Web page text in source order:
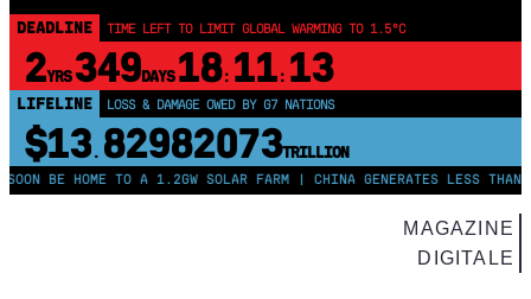
DEADLINE TIME LEFT TO LIMIT GLOBAL WARMING TO 1.5°C
2YRS349DAYS 18: 11: 12
LIFELINE LOSS & DAMAGE OWED BY G7 NATIONS
$13. 82982074TRILLION
HOME TO A 1.2GW SOLAR FARM | CHINA GENERATES LESS THAN
MAGAZINE
DIGITALE